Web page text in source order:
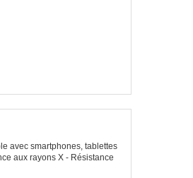
avec smartphones, tablettes
aux rayons X - Résistance